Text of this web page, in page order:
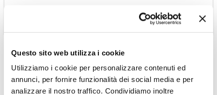
Questo sito web utilizza i cookie
Utilizziamo i cookie per personalizzare contenuti ed
annunci, per fornire funzionalità dei social media e per
analizzare il nostro traffico. Condividiamo inoltre
culturale da Fez a
Marrakech via Sahara
e Ouarzazate
tour su base privata 7 notti partenze